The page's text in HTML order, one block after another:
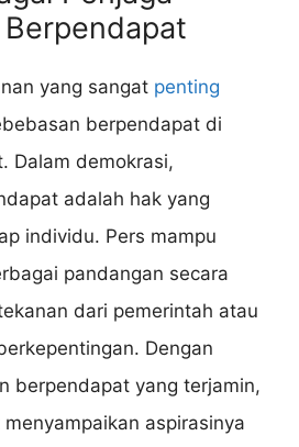
yang sangat penting
berpendapat di
Dalam demokrasi,
adalah hak yang
individu. Pers mampu
pandangan secara
dari pemerintah atau
Dengan
berpendapat yang terjamin,
aspirasinya